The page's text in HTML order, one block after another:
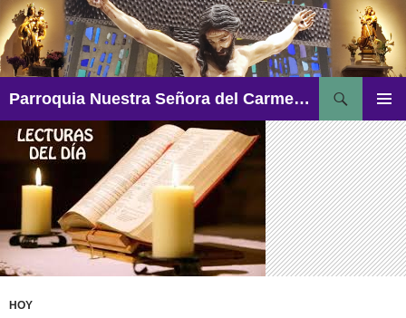
Saltar
al
contenido
Parroquia Nuestra Señora del Carmen – Aguadulce
MENÚ
HOY